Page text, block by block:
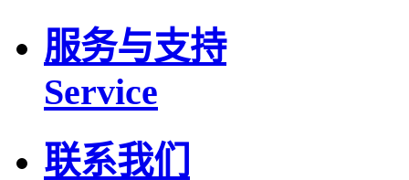
服务与支持
Service
联系我们